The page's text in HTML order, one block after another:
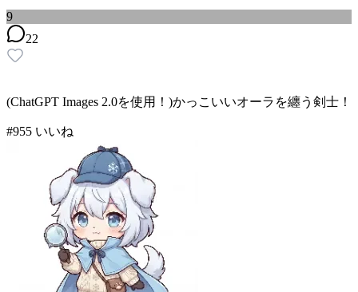
9
22
(ChatGPT Images 2.0を使用！)かっこいいオーラを纏う剣士！
#955 いいね